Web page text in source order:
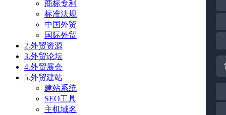
商标专利
标准法规
中国外贸
国际外贸
2.外贸资源
3.外贸论坛
4.外贸展会
5.外贸建站
建站系统
SEO工具
主机域名